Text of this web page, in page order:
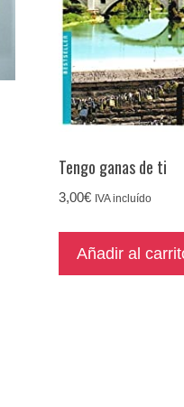
Tengo ganas de ti
3,00€ IVA incluído
Añadir al